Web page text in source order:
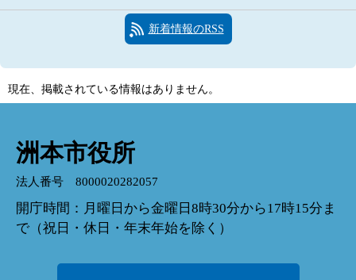
新着情報のRSS
現在、掲載されている情報はありません。
洲本市役所
法人番号 8000020282057
開庁時間：月曜日から金曜日8時30分から17時15分ま
で（祝日・休日・年末年始を除く）